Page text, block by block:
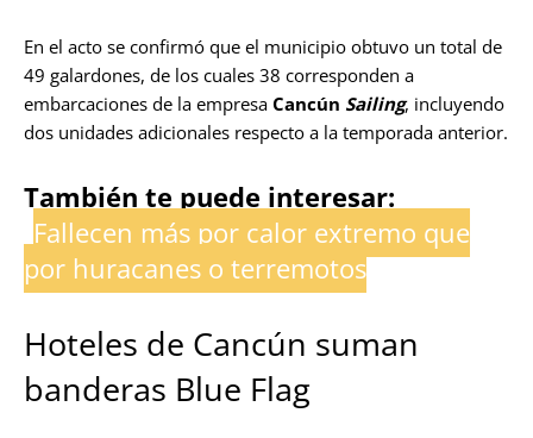
En el acto se confirmó que el municipio obtuvo un total de
49 galardones, de los cuales 38 corresponden a
embarcaciones de la empresa Cancún Sailing, incluyendo
dos unidades adicionales respecto a la temporada anterior.
También te puede interesar:
Fallecen más por calor extremo que
por huracanes o terremotos
Hoteles de Cancún suman
banderas Blue Flag